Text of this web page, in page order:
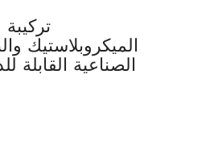
الميكروبلاستيك
الصناعية القابلة